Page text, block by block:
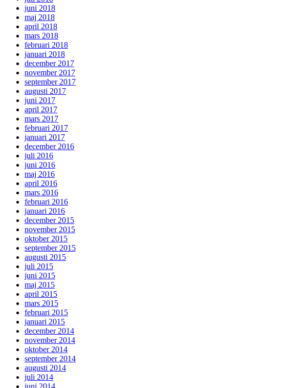
juni 2018
maj 2018
april 2018
mars 2018
februari 2018
januari 2018
december 2017
november 2017
september 2017
augusti 2017
juni 2017
april 2017
mars 2017
februari 2017
januari 2017
december 2016
juli 2016
juni 2016
maj 2016
april 2016
mars 2016
februari 2016
januari 2016
december 2015
november 2015
oktober 2015
september 2015
augusti 2015
juli 2015
juni 2015
maj 2015
april 2015
mars 2015
februari 2015
januari 2015
december 2014
november 2014
oktober 2014
september 2014
augusti 2014
juli 2014